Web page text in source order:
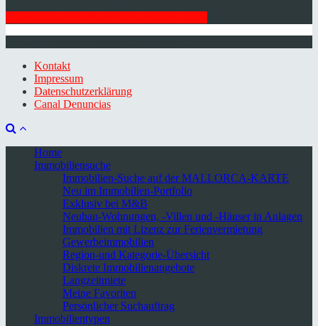
Kontakt
Impressum
Datenschutzerklärung
Canal Denuncias
Home
Immobiliensuche
Immobilien-Suche auf der MALLORCA-KARTE
Neu im Immobilien-Portfolio
Exklusiv bei M&B
Neubau-Wohnungen, -Villen und -Häuser in Anlagen
Immobilien mit Lizenz zur Ferienvermietung
Gewerbeimmobilien
Region-und Kategorie-Übersicht
Diskrete Immobilienangebote
Langzeitmiete
Meine Favoriten
Persönlicher Suchauftrag
Immobilientypen